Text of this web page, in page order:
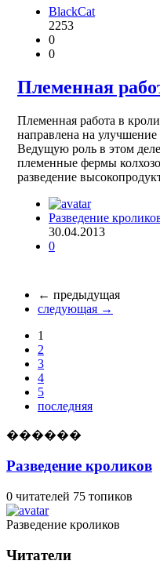
BlackCat
2253
0
0
Племенная
Племенная работа в
направлена на улучшение
Ведущую роль в этом
племенные фермы
разведение
Разведение
30.04.2013
0
← предыдущая
следующая →
1
2
3
4
5
последняя
������
Разведение кроликов
0 читателей 75 топиков
Разведение кроликов
Читатели